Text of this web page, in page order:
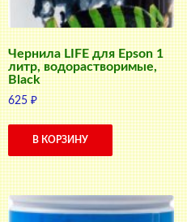
Чернила LIFE для Epson 1
литр, водорастворимые,
Black
625₽
В КОРЗИНУ